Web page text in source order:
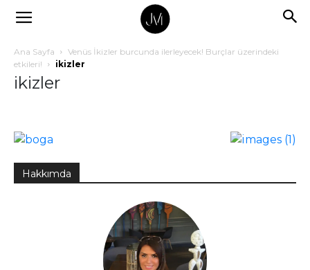
Ana Sayfa
Venüs İkizler burcunda ilerleyecek! Burçlar üzerindeki
etkileri!
ikizler
ikizler
Hakkımda